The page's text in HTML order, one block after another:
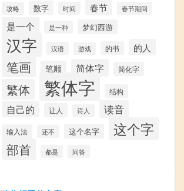
攻略 数字 时间 春节 春节期间
是一个 是一种 梦幻西游
汉字 汉语 游戏 的书 的人
笔画 笔顺 简体字 简化字
繁体 繁体字 结构
自己的 让人 诗人 读音
输入法 还不 这个名字 这个字
部首 都是 问答